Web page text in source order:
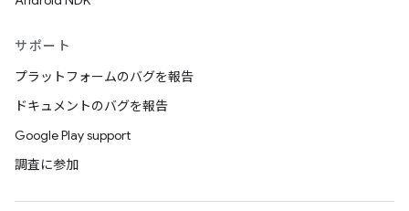
サポート
プラットフォームのバグを報告
ドキュメントのバグを報告
Google Play support
調査に参加